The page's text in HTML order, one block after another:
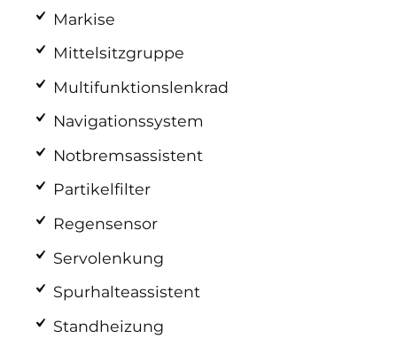
Markise
Mittelsitzgruppe
Multifunktionslenkrad
Navigationssystem
Notbremsassistent
Partikelfilter
Regensensor
Servolenkung
Spurhalteassistent
Standheizung